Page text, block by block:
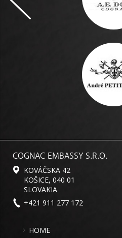
COGNAC EMBASSY S.R.O.
KOVÁČSKA 42
KOŠICE, 040 01
SLOVAKIA
+421 911 277 172
HOME